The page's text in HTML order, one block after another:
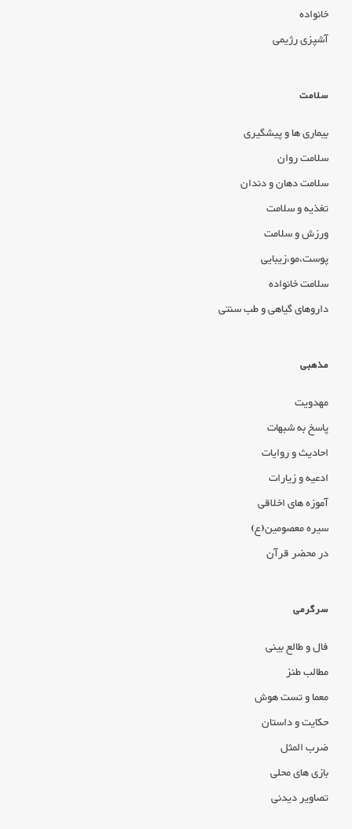
خانواده
آشپزی رژیمی
سلامت
بیماری ها و پیشگیری
سلامت روان
سلامت دهان و دندان
تغذیه و سلامت
ورزش و سلامت
پوست،مو،زیبایی
سلامت خانواده
داروهای گیاهی و طب سنتی
مذهبی
مهدویت
پاسخ به شبهات
احادیث و روایات
ادعیه و زیارات
آموزه های اخلاقی
سیره معصومین(ع)
در محضر قرآن
سرگرمی
فال و طالع بینی
مطالب طنز
معما و تست هوش
حکایت و داستان
ضرب المثل
بازی های محلی
تصاویر دیدنی